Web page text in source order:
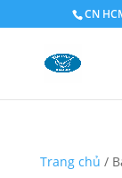
CN
Trang chủ /